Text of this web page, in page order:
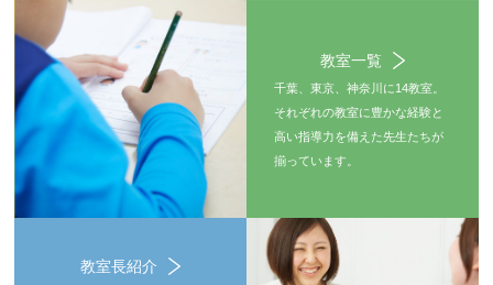
教室一覧
千葉、東京、神奈川に14教室。
それぞれの教室に豊かな経験と
高い指導力を備えた先生たちが
揃っています。
教室長紹介